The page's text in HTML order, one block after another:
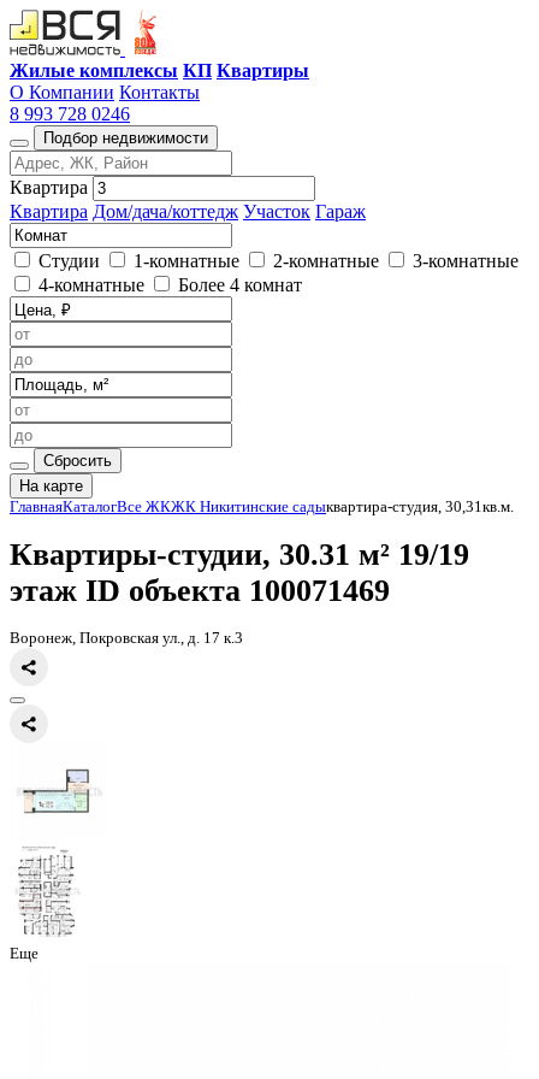
Жилые комплексы КП Квартиры
О Компании Контакты
8 993 728 0246
Подбор недвижимости
Квартира
Квартира Дом/дача/коттедж Участок Гараж
Студии 1-комнатные 2-комнатные
3-комнатные
4-комнатные
Более 4 комнат
Сбросить
На карте
Главная КаталогВсе ЖКЖК Никитинские сады
Квартиры-студии, 30.31 м²
этаж
Воронеж, Покровская ул., д. 17 к.3